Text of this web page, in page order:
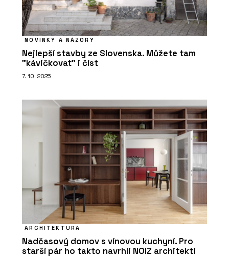
NOVINKY A NÁZORY
Nejlepší stavby ze Slovenska. Můžete tam
"kávičkovat" i číst
7. 10. 2025
ARCHITEKTURA
Nadčasový domov s vínovou kuchyní. Pro
starší pár ho takto navrhli NOIZ architekti